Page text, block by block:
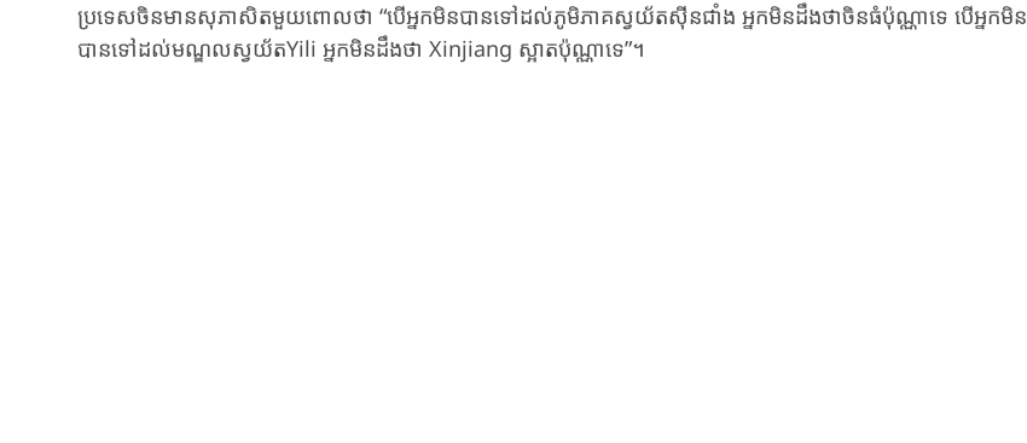
ប្រទេស​ចិនមាន​សុភាសិតមួយ​​ពោល​ថា “បើ​អ្នក​មិន​បាន​ទៅដល់​ភូមិភាគ​ស្វយ័ត​ស៊ីនជាំង អ្នក​មិន​ដឹង​ថា​ចិន​ធំ​ប៉ុណ្ណា​ទេ បើ​អ្នក​មិន​
បាន​ទៅដល់មណ្ឌលស្វយ័តYili អ្នក​មិន​ដឹង​ថា Xinjiang ស្អាត​ប៉ុណ្ណា​ទេ”។